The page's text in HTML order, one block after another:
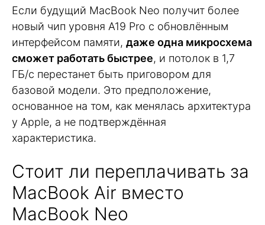
Если будущий MacBook Neo получит более
новый чип уровня A19 Pro с обновлённым
интерфейсом памяти, даже одна микросхема
сможет работать быстрее, и потолок в 1,7
ГБ/с перестанет быть приговором для
базовой модели. Это предположение,
основанное на том, как менялась архитектура
у Apple, а не подтверждённая
характеристика.
Стоит ли переплачивать за
MacBook Air вместо
MacBook Neo